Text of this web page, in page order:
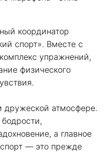
координатор
спорт». Вместе с
упражнений,
физического
дружеской атмосфере.
а главное
— это прежде